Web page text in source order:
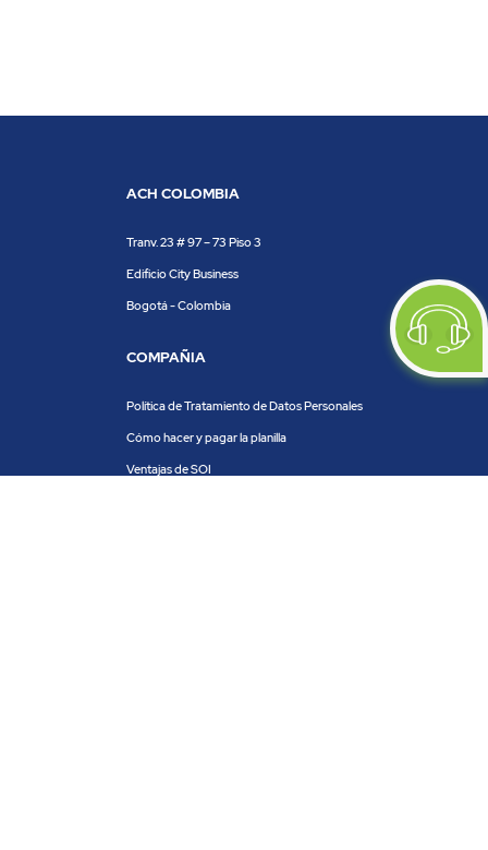
ACH COLOMBIA
Tranv. 23 # 97 – 73 Piso 3
Edificio City Business
Bogotá - Colombia
COMPAÑIA
Política de Tratamiento de Datos Personales
Cómo hacer y pagar la planilla
Ventajas de SOI